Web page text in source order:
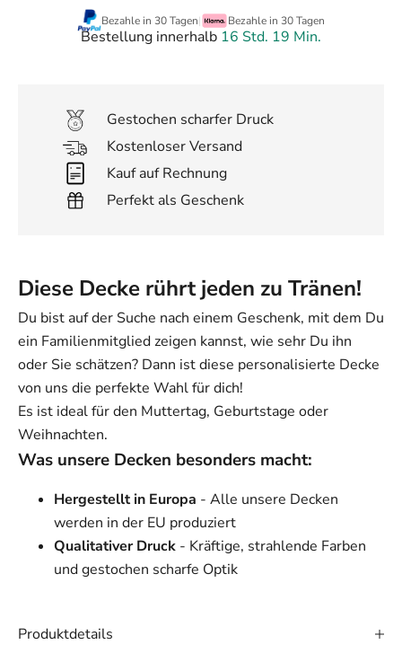
Bezahle in 30 Tagen| Bezahle in 30 Tagen
Bestellung innerhalb 16 Std. 19 Min.
Gestochen scharfer Druck
Kostenloser Versand
Kauf auf Rechnung
Perfekt als Geschenk
Diese Decke rührt jeden zu Tränen!
Du bist auf der Suche nach einem Geschenk, mit dem Du
ein Familienmitglied zeigen kannst, wie sehr Du ihn
oder Sie schätzen? Dann ist diese personalisierte Decke
von uns die perfekte Wahl für dich!
Es ist ideal für den Muttertag, Geburtstage oder
Weihnachten.
Was unsere Decken besonders macht:
Hergestellt in Europa - Alle unsere Decken
werden in der EU produziert
Qualitativer Druck - Kräftige, strahlende Farben
und gestochen scharfe Optik
Produktdetails